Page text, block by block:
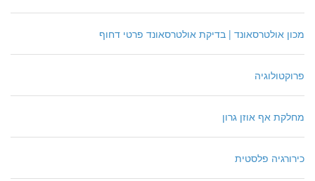
מכון אולטרסאונד | בדיקת אולטרסאונד פרטי דחוף
פרוקטולוגיה
מחלקת אף אוזן גרון
כירורגיה פלסטית